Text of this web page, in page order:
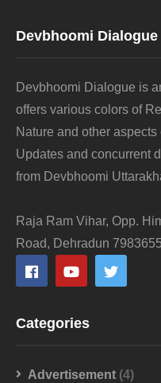
Devbhoomi Dialogue
Devbhoomi Dialogue is
offers various colors of
Nature and other
Updates and concurrent
from Devbhoomi
Raja Ram Vihar, Opp.
Road, Dehradun
Categories
Advertisement (4)